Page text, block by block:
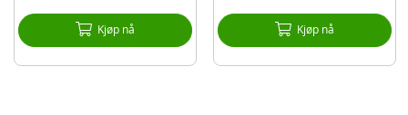
Kjøp nå Kjøp nå